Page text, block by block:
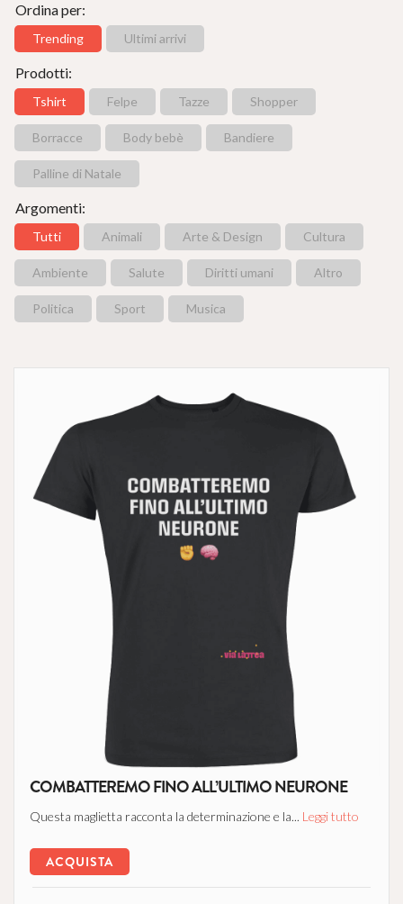
Ordina per:
Trending Ultimi arrivi
Prodotti:
Tshirt Felpe Tazze Shopper
Borracce Body bebè Bandiere
Palline di Natale
Argomenti:
Tutti Animali Arte & Design Cultura
Ambiente Salute Diritti umani Altro
Politica Sport Musica
COMBATTEREMO FINO ALL’ULTIMO NEURONE
Questa maglietta racconta la determinazione e la... Leggi tutto
ACQUISTA